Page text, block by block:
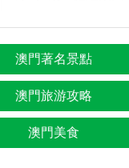
澳門著名景點
澳門旅游攻略
澳門美食